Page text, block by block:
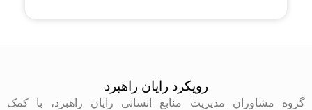
رویکرد رایان راهبرد
گروه مشاوران مدیریت منابع انسانی رایان راهبرد، با کمک